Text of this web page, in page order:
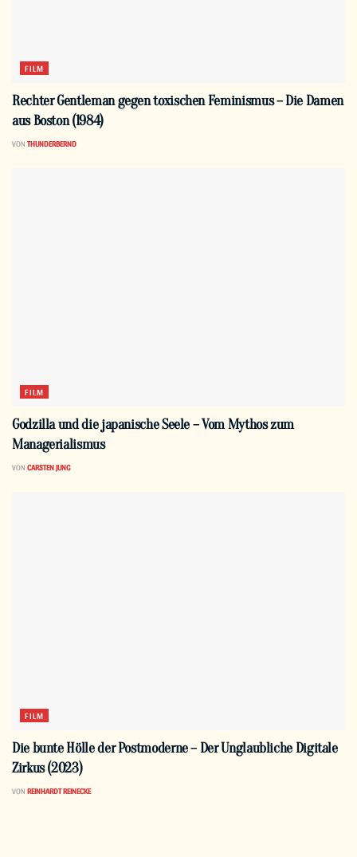
FILM
Rechter Gentleman gegen toxischen Feminismus – Die Damen
aus Boston (1984)
VON THUNDERBERND
FILM
Godzilla und die japanische Seele – Vom Mythos zum
Managerialismus
VON CARSTEN JUNG
FILM
Die bunte Hölle der Postmoderne – Der Unglaubliche Digitale
Zirkus (2023)
VON REINHARDT REINECKE